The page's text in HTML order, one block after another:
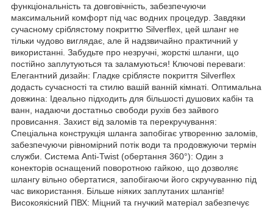
функціональність та довговічність, забезпечуючи
максимальний комфорт під час водних процедур. Завдяки
сучасному сріблястому покриттю Silverflex, цей шланг не
тільки чудово виглядає, але й надзвичайно практичний у
використанні. Забудьте про незручні, жорсткі шланги, що
постійно заплутуються та заламуються! Ключові переваги:
Елегантний дизайн: Гладке сріблясте покриття Silverflex
додасть сучасності та стилю вашій ванній кімнаті. Оптимальна
довжина: Ідеально підходить для більшості душових кабін та
ванн, надаючи достатньо свободи рухів без зайвого
провисання. Захист від заломів та перекручування:
Спеціальна конструкція шланга запобігає утворенню заломів,
забезпечуючи рівномірний потік води та продовжуючи термін
служби. Система Anti-Twist (обертання 360°): Один з
конекторів оснащений поворотною гайкою, що дозволяє
шлангу вільно обертатися, запобігаючи його скручуванню під
час використання. Більше ніяких заплутаних шлангів!
Високоякісний ПВХ: Міцний та гнучкий матеріал забезпечує